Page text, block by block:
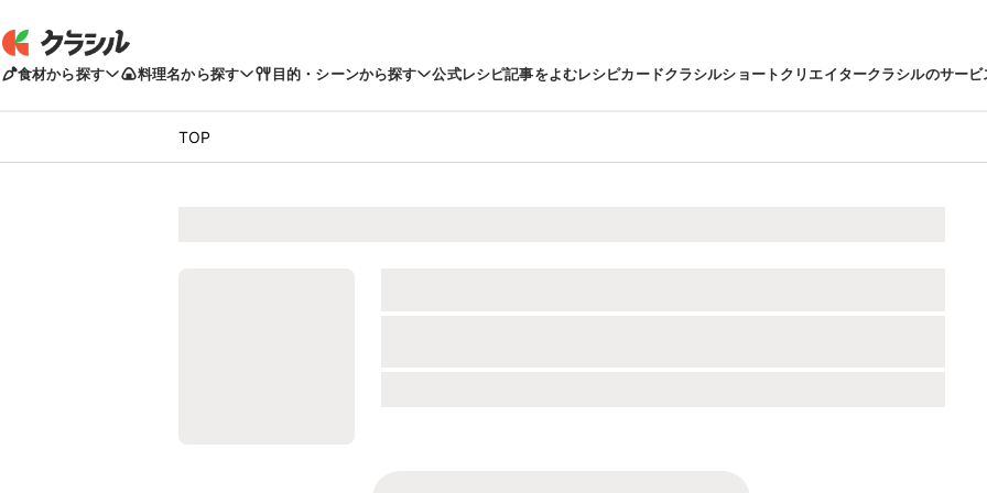
食材から探す 料理名から探す 目的・シーンから探す 公式レシピ記事をよむレシピカードクラシルショートクリエイタークラシルのサービ
TOP